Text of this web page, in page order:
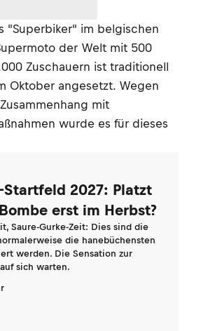
"Superbiker" im belgischen
der Welt mit 500
Zuschauern ist traditionell
Oktober angesetzt. Wegen
mit
wurde es für dieses
Startfeld 2027: Platzt
erst im Herbst?
Saure-Gurke-Zeit: Dies sind die
die hanebüchensten
werden. Die Sensation zur
sich warten.